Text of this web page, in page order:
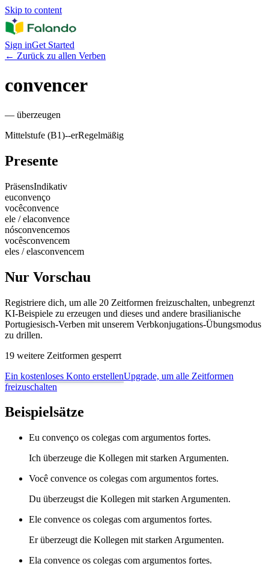
Skip to content
Sign inGet Started
← Zurück zu allen Verben
convencer
— überzeugen
Mittelstufe (B1)--erRegelmäßig
Presente
PräsensIndikativ
euconvenço
vocêconvence
ele / elaconvence
nósconvencemos
vocêsconvencem
eles / elasconvencem
Nur Vorschau
Registriere dich, um alle 20 Zeitformen freizuschalten, unbegrenzt
KI-Beispiele zu erzeugen und dieses und andere brasilianische
Portugiesisch-Verben mit unserem Verbkonjugations-Übungsmodus
zu drillen.
19 weitere Zeitformen gesperrt
Ein kostenloses Konto erstellenUpgrade, um alle Zeitformen
freizuschalten
Beispielsätze
Eu convenço os colegas com argumentos fortes.
Ich überzeuge die Kollegen mit starken Argumenten.
Você convence os colegas com argumentos fortes.
Du überzeugst die Kollegen mit starken Argumenten.
Ele convence os colegas com argumentos fortes.
Er überzeugt die Kollegen mit starken Argumenten.
Ela convence os colegas com argumentos fortes.